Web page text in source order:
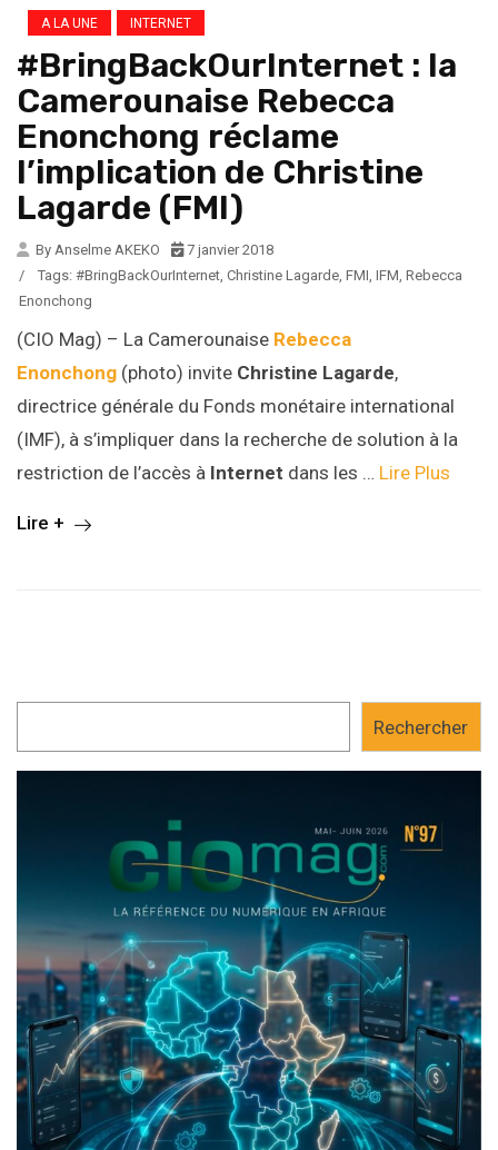
A LA UNE INTERNET
#BringBackOurInternet : la
Camerounaise Rebecca
Enonchong réclame
l’implication de Christine
Lagarde (FMI)
By Anselme AKEKO
7 janvier 2018
/
Tags: #BringBackOurInternet, Christine Lagarde, FMI, IFM, Rebecca
Enonchong
(CIO Mag) – La Camerounaise Rebecca
Enonchong (photo) invite Christine Lagarde,
directrice générale du Fonds monétaire international
(IMF), à s’impliquer dans la recherche de solution à la
restriction de l’accès à Internet dans les … Lire Plus
Lire +
Rechercher